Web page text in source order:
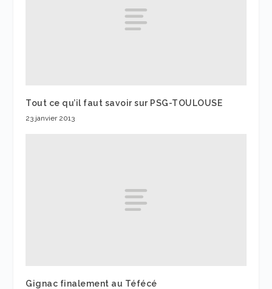
Tout ce qu’il faut savoir sur PSG-TOULOUSE
23 janvier 2013
Gignac finalement au Téfécé